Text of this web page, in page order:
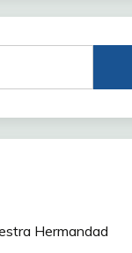
Hermandad